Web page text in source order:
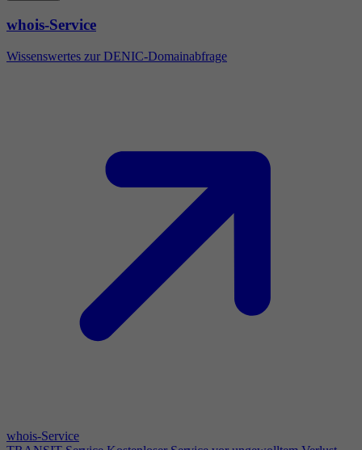
whois-Service
Wissenswertes zur DENIC-Domainabfrage
whois-Service